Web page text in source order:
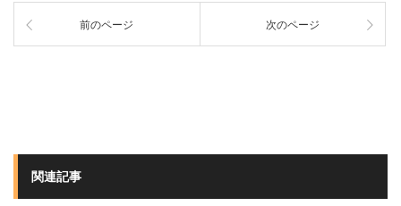
前のページ 次のページ
関連記事